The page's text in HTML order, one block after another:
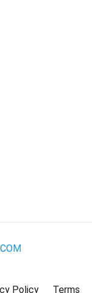
Policy Terms